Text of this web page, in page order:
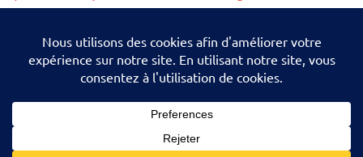
de plus qu’en 2022
Les agents de l’OFB pourront désormais filmer leurs
interventions dans les exploitations agricoles
Suivez nous sur les réseaux sociaux :